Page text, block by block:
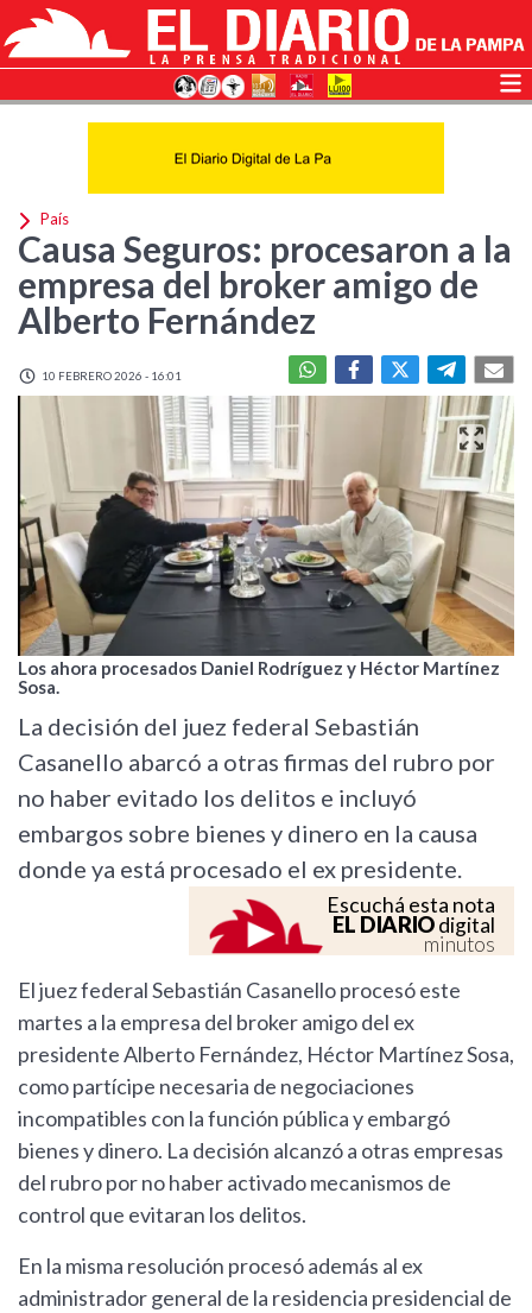
País
Causa Seguros: procesaron a la
empresa del broker amigo de
Alberto Fernández
10 FEBRERO 2026 - 16:01
Los ahora procesados Daniel Rodríguez y Héctor Martínez
Sosa.
La decisión del juez federal Sebastián
Casanello abarcó a otras firmas del rubro por
no haber evitado los delitos e incluyó
embargos sobre bienes y dinero en la causa
donde ya está procesado el ex presidente.
Escuchá esta nota
EL DIARIOdigital
minutos
El juez federal Sebastián Casanello procesó este
martes a la empresa del broker amigo del ex
presidente Alberto Fernández, Héctor Martínez Sosa,
como partícipe necesaria de negociaciones
incompatibles con la función pública y embargó
bienes y dinero. La decisión alcanzó a otras empresas
del rubro por no haber activado mecanismos de
control que evitaran los delitos.
En la misma resolución procesó además al ex
administrador general de la residencia presidencial de